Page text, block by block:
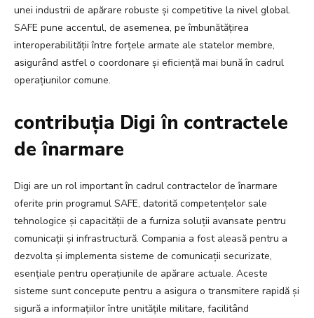
unei industrii de apărare robuste și competitive la nivel global.
SAFE pune accentul, de asemenea, pe îmbunătățirea
interoperabilității între forțele armate ale statelor membre,
asigurând astfel o coordonare și eficiență mai bună în cadrul
operațiunilor comune.
contribuția Digi în contractele
de înarmare
Digi are un rol important în cadrul contractelor de înarmare
oferite prin programul SAFE, datorită competențelor sale
tehnologice și capacității de a furniza soluții avansate pentru
comunicații și infrastructură. Compania a fost aleasă pentru a
dezvolta și implementa sisteme de comunicații securizate,
esențiale pentru operațiunile de apărare actuale. Aceste
sisteme sunt concepute pentru a asigura o transmitere rapidă și
sigură a informațiilor între unitățile militare, facilitând